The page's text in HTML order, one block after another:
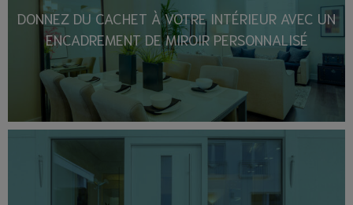
DONNEZ DU CACHET À VOTRE INTÉRIEUR AVEC UN
ENCADREMENT DE MIROIR PERSONNALISÉ